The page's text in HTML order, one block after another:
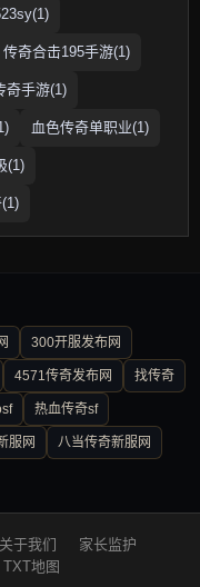
传奇合击195手游(1)
奇手游(1)
血色传奇单职业(1)
(1)
300开服发布网
4571传奇发布网 找传奇
热血传奇sf
服网 八当传奇新服网
关于我们
家长监护
TXT地图